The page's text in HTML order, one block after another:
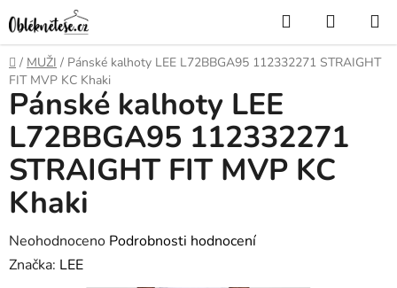
na
obsah
Hledat
KOŠÍK
Domů
/ MUŽI / Pánské kalhoty LEE L72BBGA95 112332271 STRAIGHT
FIT MVP KC Khaki
Pánské kalhoty LEE
L72BBGA95 112332271
STRAIGHT FIT MVP KC
Khaki
Průměrné
hodnocení
Neohodnoceno Podrobnosti hodnocení
Značka: LEE